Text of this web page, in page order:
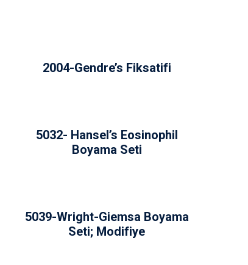
2004-Gendre’s Fiksatifi
5032- Hansel’s Eosinophil
Boyama Seti
5039-Wright-Giemsa Boyama
Seti; Modifiye